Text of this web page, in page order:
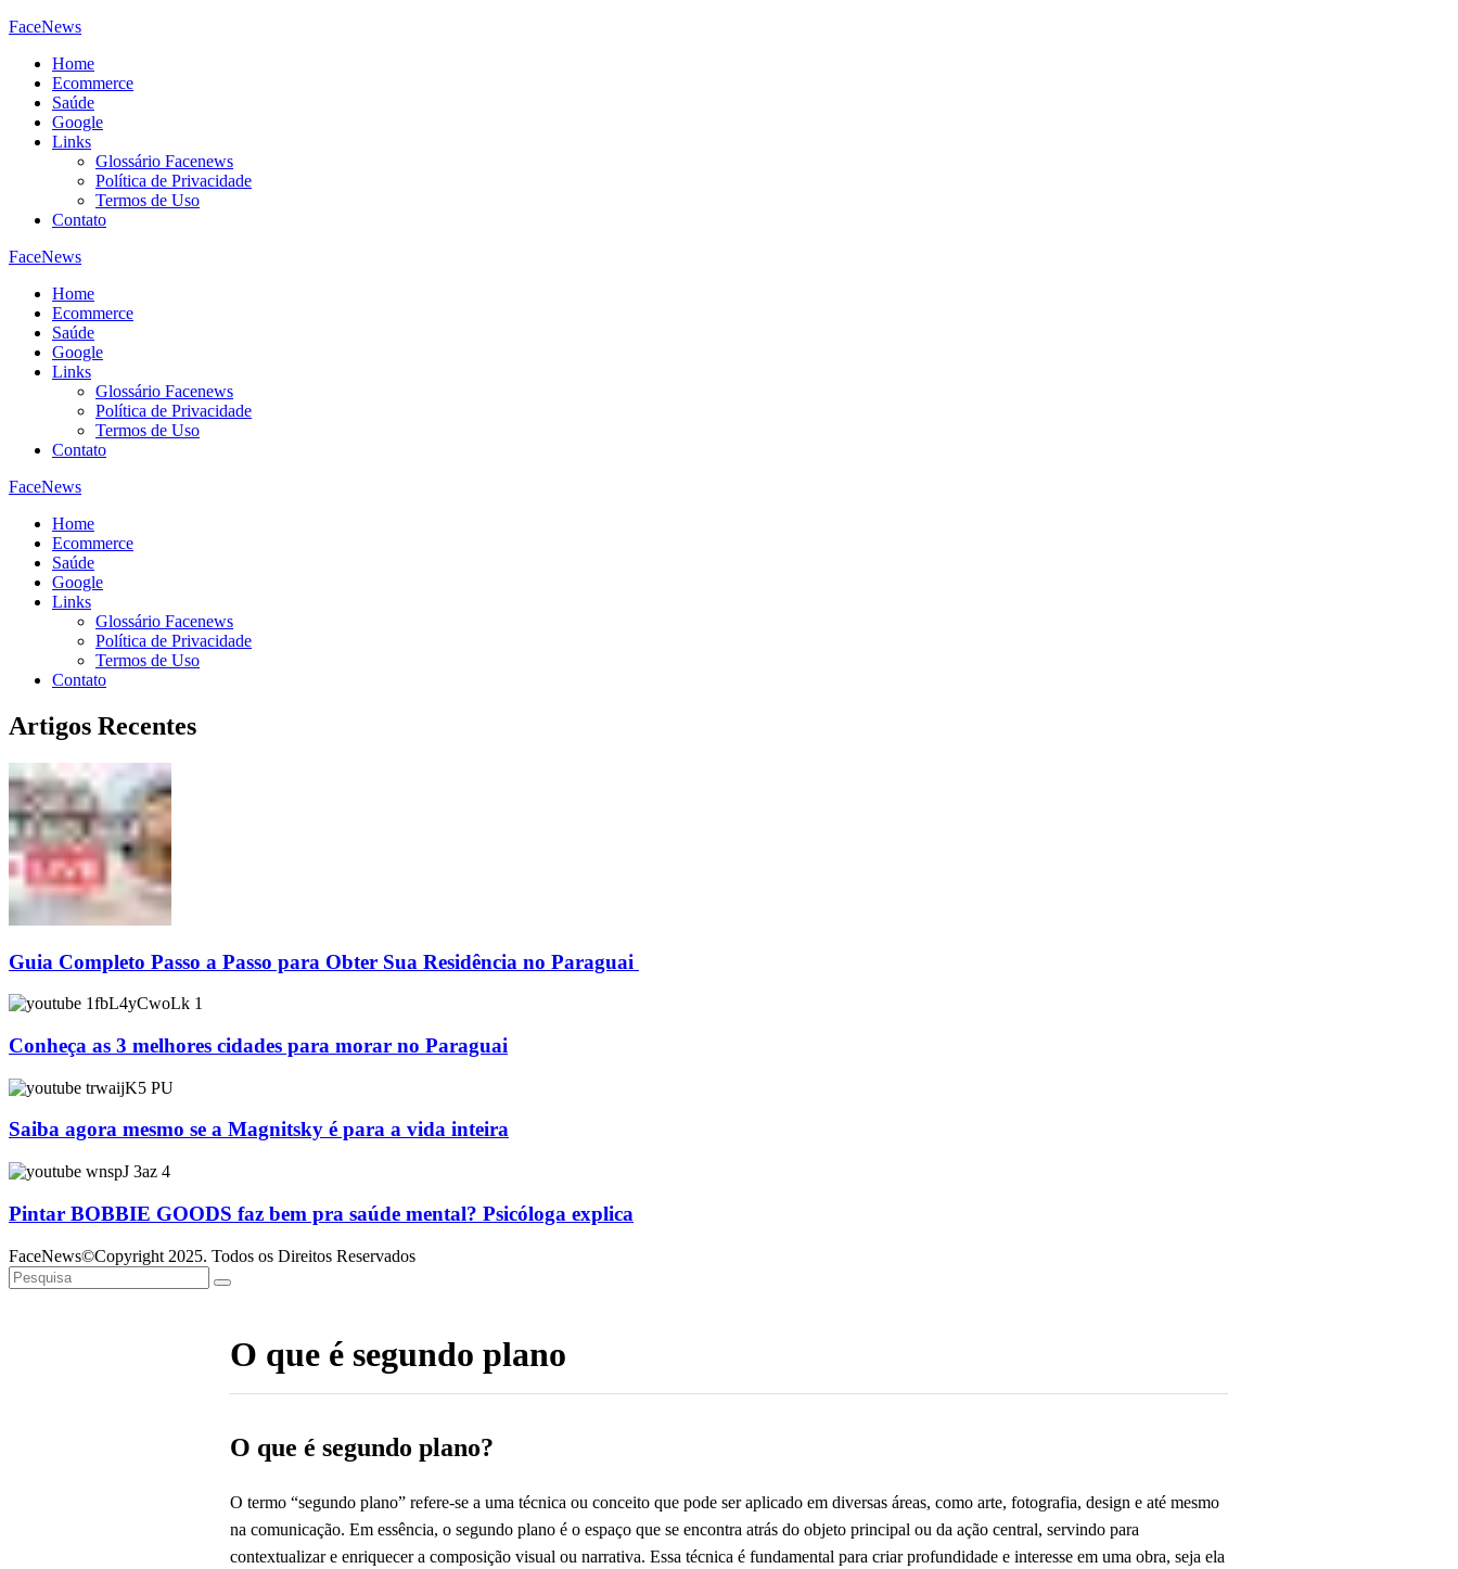
FaceNews
Home
Ecommerce
Saúde
Google
Links
Glossário Facenews
Política de Privacidade
Termos de Uso
Contato
FaceNews
Home
Ecommerce
Saúde
Google
Links
Glossário Facenews
Política de Privacidade
Termos de Uso
Contato
FaceNews
Home
Ecommerce
Saúde
Google
Links
Glossário Facenews
Política de Privacidade
Termos de Uso
Contato
Artigos Recentes
Guia Completo Passo a Passo para Obter Sua Residência no Paraguai
Conheça as 3 melhores cidades para morar no Paraguai
Saiba agora mesmo se a Magnitsky é para a vida inteira
Pintar BOBBIE GOODS faz bem pra saúde mental? Psicóloga explica
FaceNews©Copyright 2025. Todos os Direitos Reservados
O que é segundo plano
O que é segundo plano?
O termo “segundo plano” refere-se a uma técnica ou conceito que pode ser aplicado em diversas áreas, como arte, fotografia, design e até mesmo
na comunicação. Em essência, o segundo plano é o espaço que se encontra atrás do objeto principal ou da ação central, servindo para
contextualizar e enriquecer a composição visual ou narrativa. Essa técnica é fundamental para criar profundidade e interesse em uma obra, seja ela